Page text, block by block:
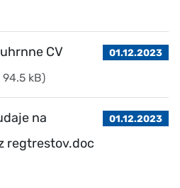
CV
94.5 kB)
01.12.2023
na
regtrestov.doc
01.12.2023